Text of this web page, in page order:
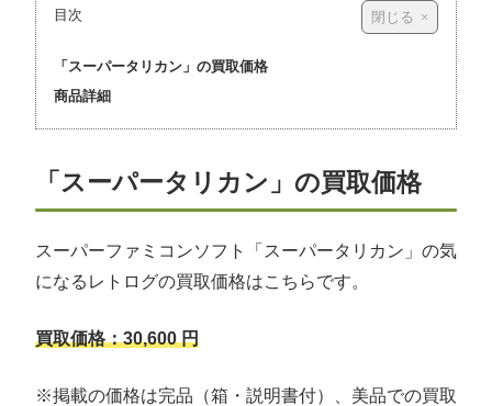
目次
「スーパータリカン」の買取価格
商品詳細
「スーパータリカン」の買取価格
スーパーファミコンソフト「スーパータリカン」の気
になるレトログの買取価格はこちらです。
買取価格：30,600 円
※掲載の価格は完品（箱・説明書付）、美品での買取